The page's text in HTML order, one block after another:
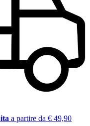
a partire da € 49,90